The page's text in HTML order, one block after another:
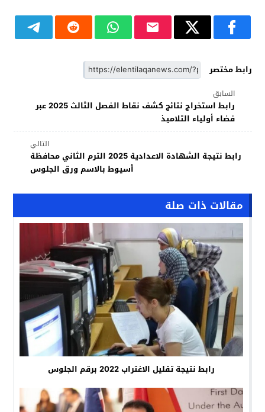
رابط مختصر
السابق
رابط استخراج نتائج كشف نقاط الفصل الثالث 2025 عبر
فضاء أولياء التلاميذ
التالي
رابط نتيجة الشهادة الاعدادية 2025 الترم الثاني محافظة
أسيوط بالاسم ورق الجلوس
مقالات ذات صلة
رابط نتيجة تقليل الاغتراب 2022 برقم الجلوس